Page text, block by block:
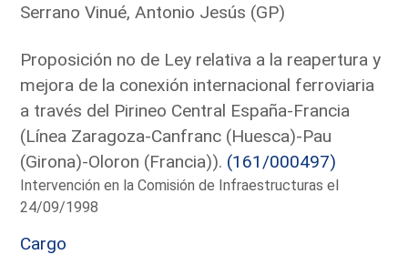
Serrano Vinué, Antonio Jesús (GP)
Proposición no de Ley relativa a la reapertura y
mejora de la conexión internacional ferroviaria
a través del Pirineo Central España-Francia
(Línea Zaragoza-Canfranc (Huesca)-Pau
(Girona)-Oloron (Francia)). (161/000497)
Intervención en la Comisión de Infraestructuras el
24/09/1998
Cargo